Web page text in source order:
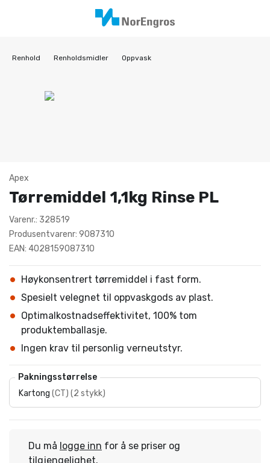
Renhold Renholdsmidler Oppvask
Apex
Tørremiddel 1,1kg Rinse PL
Varenr.: 328519
Produsentvarenr: 9087310
EAN: 4028159087310
Høykonsentrert tørremiddel i fast form.
Spesielt velegnet til oppvaskgods av plast.
Optimalkostnadseffektivitet, 100% tom
produktemballasje.
Ingen krav til personlig verneutstyr.
Pakningsstørrelse
Kartong (CT) (2 stykk)
Du må logge inn for å se priser og
tilgjengelighet.